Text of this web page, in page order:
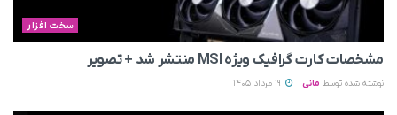
سخت افزار
مشخصات کارت گرافیک ویژه MSI منتشر شد + تصویر
نوشته شده توسط مانی